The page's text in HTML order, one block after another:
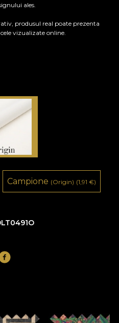
ales.
produsul real poate prezenta
vizualizate online.
Campione (Origin) (1,91 €)